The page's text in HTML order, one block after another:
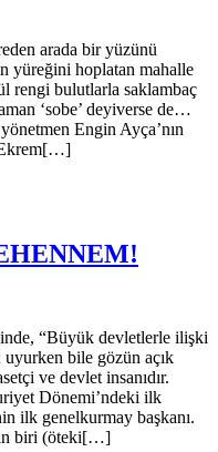
arada bir yüzünü
yüreğini hoplatan mahalle
rengi bulutlarla saklambaç
‘sobe’ deyiverse de…
Engin Ayça’nın
Ekrem[…]
“Büyük devletlerle ilişki
bile gözün açık
ve devlet insanıdır.
Dönemi’ndeki ilk
ilk genelkurmay başkanı.
biri (öteki[…]